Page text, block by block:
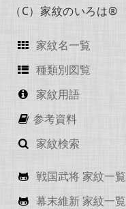
（C）家紋のいろは
家紋名一覧
種類別図覧
家紋用語
参考資料
家紋検索
戦国武将 家紋一覧
幕末維新 家紋一覧